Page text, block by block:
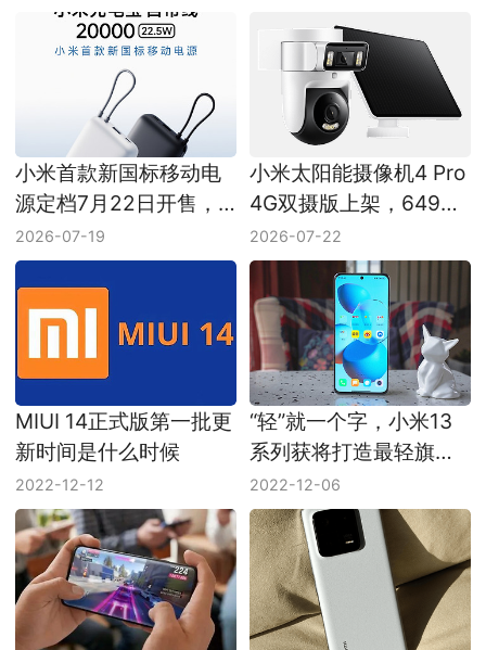
小米首款新国标移动电
源定档7月22日开售，
售价149元
2026-07-19
小米太阳能摄像机4 Pro
4G双摄版上架，649元
主打免布线
2026-07-22
MIUI 14正式版第一批更
新时间是什么时候
2022-12-12
“轻”就一个字，小米13
系列获将打造最轻旗舰
手机
2022-12-06